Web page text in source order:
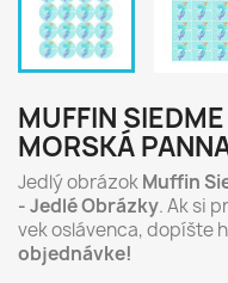
MUFFIN
MORSKÁ
Jedlý obrázokMuffin
- Jedlé Obrázky. Ak si
vek oslávenca, dopíšte
objednávke!